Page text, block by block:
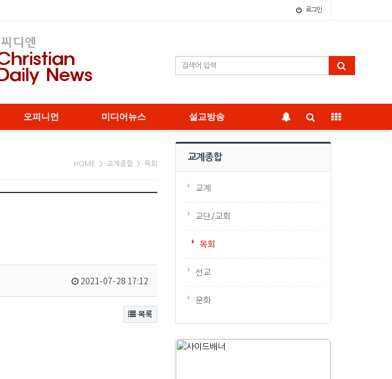
로그인
오피니언 미디어뉴스 설교방송
HOME > 교계종합 > 목회
2021-07-28 17:12
목록
교계종합
교계
교단/교회
목회
선교
문화